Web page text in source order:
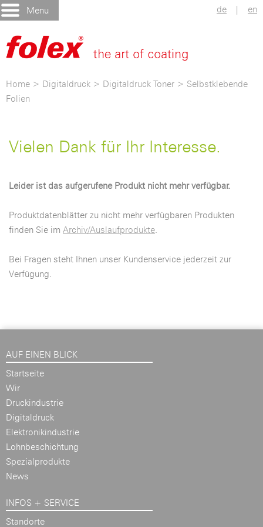
Menu de | en
Home > Digitaldruck > Digitaldruck Toner > Selbstklebende
Folien
Vielen Dank für Ihr Interesse.
Leider ist das aufgerufene Produkt nicht mehr verfügbar.
Produktdatenblätter zu nicht mehr verfügbaren Produkten
finden Sie im Archiv/Auslaufprodukte.
Bei Fragen steht Ihnen unser Kundenservice jederzeit zur
Verfügung.
AUF EINEN BLICK
Startseite
Wir
Druckindustrie
Digitaldruck
Elektronikindustrie
Lohnbeschichtung
Spezialprodukte
News
INFOS + SERVICE
Standorte